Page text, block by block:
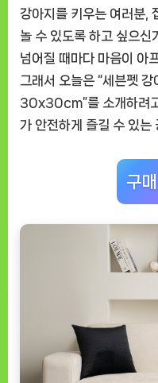
강아지를 키우는 여러분,
놀 수 있도록 하고 싶으신
넘어질 때마다 마음이 아
그래서 오늘은 “세븐펫
30x30cm”를 소개하려
가 안전하게 즐길 수 있는
구